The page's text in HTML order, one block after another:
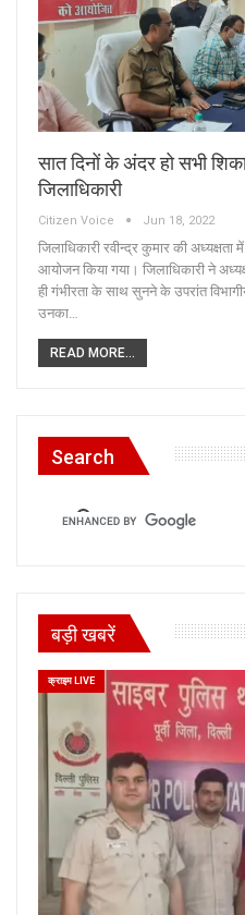
सात दिनों के अंदर हो सभी
जिलाधिकारी
Citizen Voice Jun 18, 2022
जिलाधिकारी रवीन्द्र कुमार की
आयोजन किया गया। जिलाधिकारी ने
ही गंभीरता के साथ सुनने के उपरांत
उनका…
READ MORE...
Search
बड़ी खबरें
क्राइम LIVE